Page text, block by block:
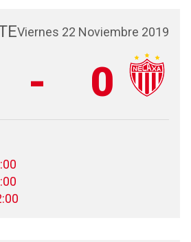
Viernes 22 Noviembre 2019
- 0